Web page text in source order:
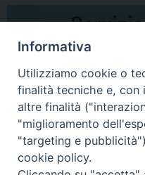
Comunicati Stampa
Il cordoglio dei Vescovi di Puglia
Superbo
Informativa
Utilizziamo cookie o
finalità tecniche e, con
altre finalità
"miglioramento
"targeting e
cookie policy.